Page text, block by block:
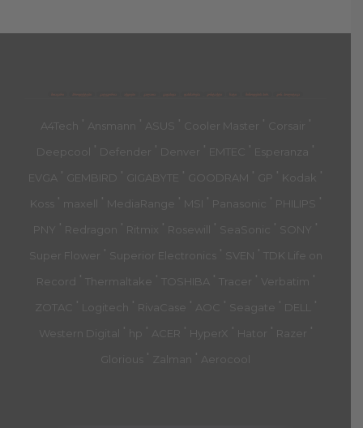
A4Tech ' Ansmann ' ASUS ' Cooler Master ' Corsair '
Deepcool ' Defender ' Denver ' EMTEC ' Esperanza '
EVGA ' GEMBIRD ' GIGABYTE ' GOODRAM ' GP ' Kodak '
Koss ' maxell ' MediaRange ' MSI ' Panasonic ' PHILIPS '
PNY ' Redragon ' Ritmix ' Rosewill ' SeaSonic ' SONY '
Super Flower ' Superior Electronics ' SVEN ' TDK Life on
Record ' Thermaltake ' TOSHIBA ' Tracer ' Verbatim '
ZOTAC ' Logitech ' RivaCase ' AOC ' Seagate ' DELL '
Western Digital ' hp ' ACER ' HyperX ' Hator ' Razer '
Glorious ' Zalman ' Aerocool